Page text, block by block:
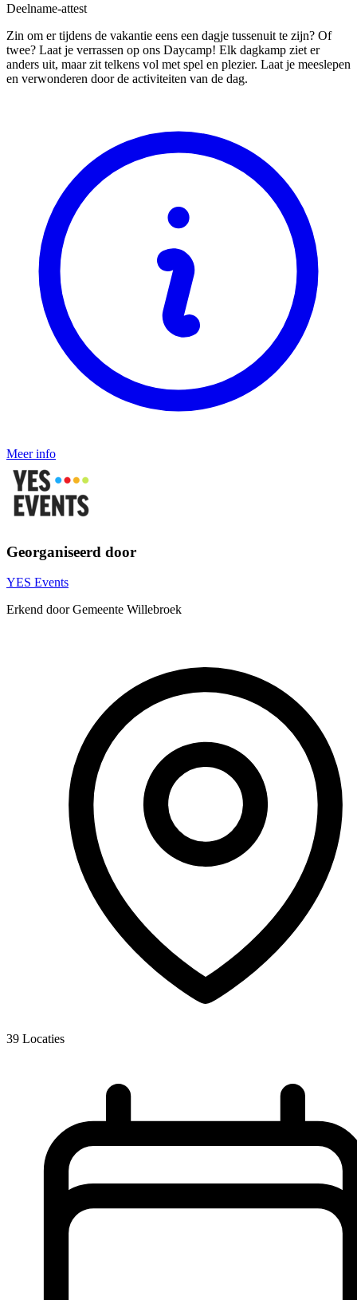
Deelname-attest
Zin om er tijdens de vakantie eens een dagje tussenuit te zijn? Of
twee? Laat je verrassen op ons Daycamp! Elk dagkamp ziet er
anders uit, maar zit telkens vol met spel en plezier. Laat je meeslepen
en verwonderen door de activiteiten van de dag.
Meer info
Georganiseerd door
YES Events
Erkend door Gemeente Willebroek
39 Locaties